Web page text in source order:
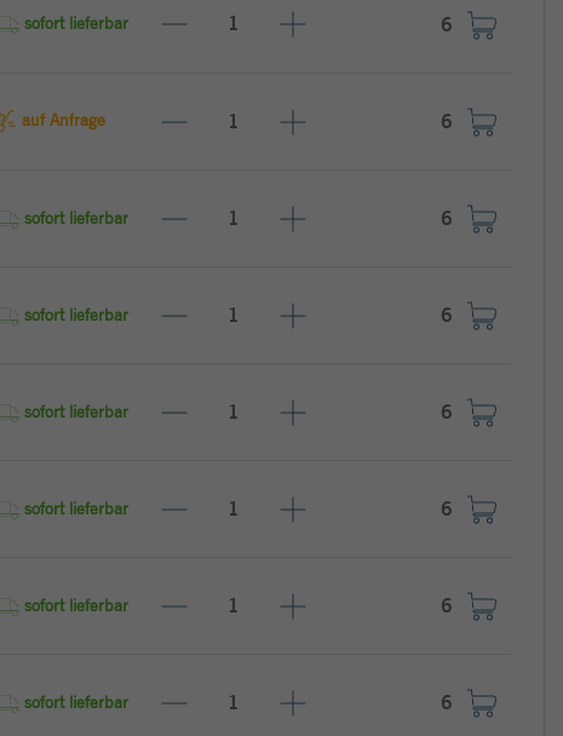
sofort lieferbar
auf Anfrage
sofort lieferbar
sofort lieferbar
sofort lieferbar
sofort lieferbar
sofort lieferbar
sofort lieferbar